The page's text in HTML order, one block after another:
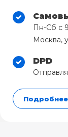
Пн-Сб с
Москва,
DPD